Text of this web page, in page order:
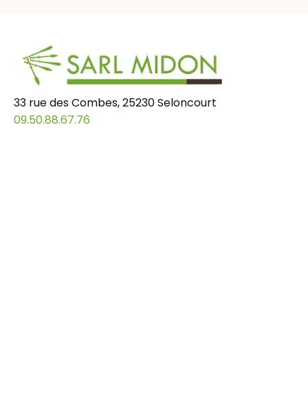
33 rue des Combes, 25230 Seloncourt
09.50.88.67.76